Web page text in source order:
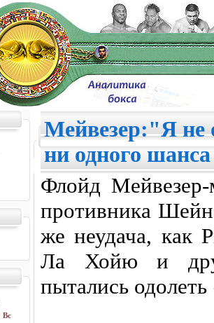
Вс
Мейвезер:"Я не
ни одного шанса
Флойд
противника
же неудача, как
Ла Хойю и
пытались